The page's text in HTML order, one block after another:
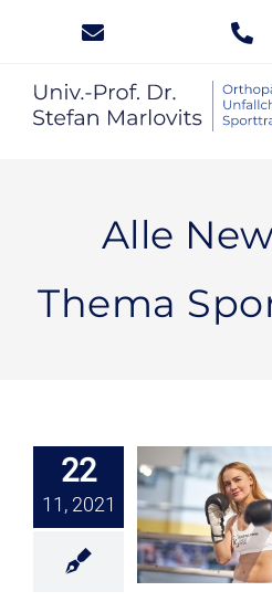
springen
Knochen
Unfall
Wunden
Alle
Thema
22
11, 2021